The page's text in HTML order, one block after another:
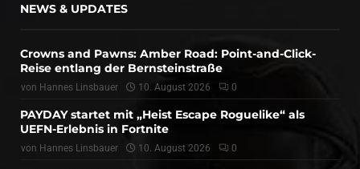
NEWS & UPDATES
Crowns and Pawns: Amber Road: Point-and-Click-
Reise entlang der Bernsteinstraße
von Hannes Linsbauer 10. August 2026 0
PAYDAY startet mit „Heist Escape Roguelike“ als
UEFN-Erlebnis in Fortnite
von Hannes Linsbauer 10. August 2026 0